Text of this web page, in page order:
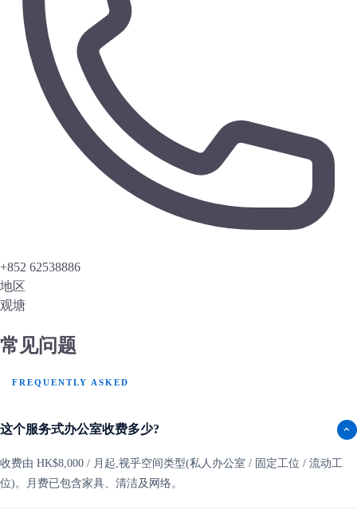
+852 62538886
地区
观塘
常见问题
FREQUENTLY ASKED
这个服务式办公室收费多少?
收费由 HK$8,000 / 月起,视乎空间类型(私人办公室 / 固定工位 / 流动工
位)。月费已包含家具、清洁及网络。